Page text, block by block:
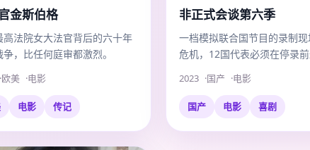
金斯伯格
高法院女大法官背后的六十年
，比任何庭审都激烈。
欧美 电影
电影 传记
非正式会谈第六季
一档模拟联合国节目的录制
危机，12国代表必须在停录前
2023 国产 电影
国产 电影 喜剧